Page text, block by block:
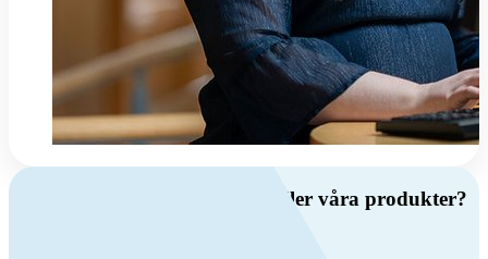
Har du frågor om ventilation eller våra produkter?